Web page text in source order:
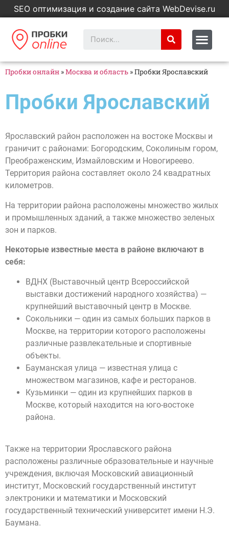
SEO оптимизация и создание сайта WebDevise.ru
Пробки онлайн »Москва и область »Пробки Ярославский
Пробки Ярославский
Ярославский район расположен на востоке Москвы и
граничит с районами: Богородским, Соколиным гором,
Преображенским, Измайловским и Новогиреево.
Территория района составляет около 24 квадратных
километров.
На территории района расположены множество жилых
и промышленных зданий, а также множество зеленых
зон и парков.
Некоторые известные места в районе включают в
себя:
ВДНХ (Выставочный центр Всероссийской
выставки достижений народного хозяйства) —
крупнейший выставочный центр в Москве.
Сокольники — один из самых больших парков в
Москве, на территории которого расположены
различные развлекательные и спортивные
объекты.
Бауманская улица — известная улица с
множеством магазинов, кафе и ресторанов.
Кузьминки — один из крупнейших парков в
Москве, который находится на юго-востоке
района.
Также на территории Ярославского района
расположены различные образовательные и научные
учреждения, включая Московский авиационный
институт, Московский государственный институт
электроники и математики и Московский
государственный технический университет имени Н.Э.
Баумана.